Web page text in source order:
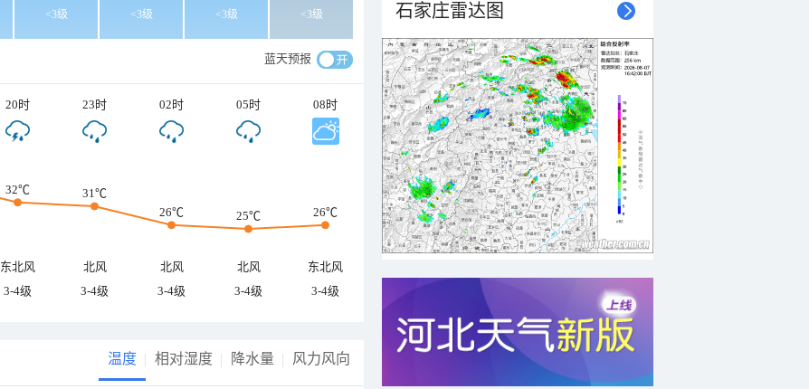
<3级 <3级 <3级 <3级
蓝天预报
20时 23时 02时 05时 08时
32℃
31℃
26℃
25℃ 26℃
东北风 北风 北风 北风
东北风
3-4级 3-4级 3-4级 3-4级 3-4级
温度 相对湿度 降水量 风力风向
石家庄雷达图